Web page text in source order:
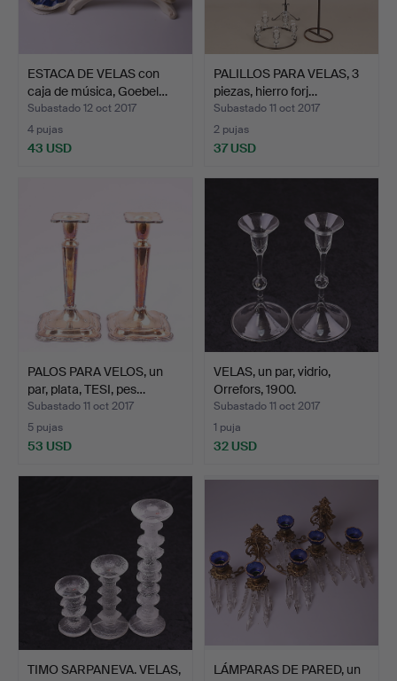
ESTACA DE VELAS con
caja de música, Goebel…
Subastado 12 oct 2017
4 pujas
43 USD
PALILLOS PARA VELAS, 3
piezas, hierro forj…
Subastado 11 oct 2017
2 pujas
37 USD
PALOS PARA VELOS, un
par, plata, TESI, pes…
Subastado 11 oct 2017
5 pujas
53 USD
VELAS, un par, vidrio,
Orrefors, 1900.
Subastado 11 oct 2017
1 puja
32 USD
TIMO SARPANEVA. VELAS,
LÁMPARAS DE PARED, un